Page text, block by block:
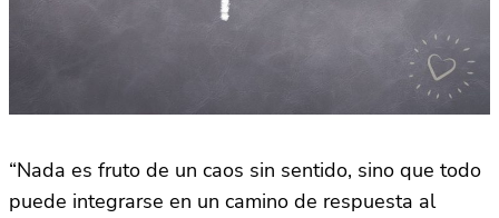
“Nada es fruto de un caos sin sentido, sino que todo
puede integrarse en un camino de respuesta al